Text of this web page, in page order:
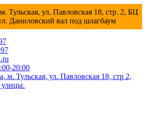
Тульская, ул. Павловская 18, стр. 2, БЦ
Даниловский вал под шлагбаум
20:00
м. Тульская, ул. Павловская 18, стр 2,
улицы.